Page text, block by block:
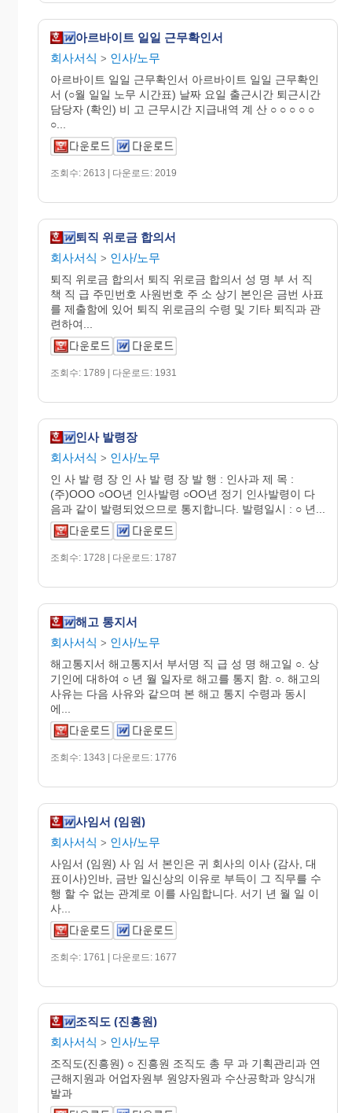
아르바이트 일일 근무확인서
회사서식 > 인사/노무
아르바이트 일일 근무확인서 아르바이트 일일 근무확인
서 (○월 일일 노무 시간표) 날짜 요일 출근시간 퇴근시간
담당자 (확인) 비 고 근무시간 지급내역 계 산 ○ ○ ○ ○ ○
○...
조회수: 2613 | 다운로드: 2019
퇴직 위로금 합의서
회사서식 > 인사/노무
퇴직 위로금 합의서 퇴직 위로금 합의서 성 명 부 서 직
책 직 급 주민번호 사원번호 주 소 상기 본인은 금번 사표
를 제출함에 있어 퇴직 위로금의 수령 및 기타 퇴직과 관
련하여...
조회수: 1789 | 다운로드: 1931
인사 발령장
회사서식 > 인사/노무
인 사 발 령 장 인 사 발 령 장 발 행 : 인사과 제 목 :
(주)OOO ○OO년 인사발령 ○OO년 정기 인사발령이 다
음과 같이 발령되었으므로 통지합니다. 발령일시 : ○ 년...
조회수: 1728 | 다운로드: 1787
해고 통지서
회사서식 > 인사/노무
해고통지서 해고통지서 부서명 직 급 성 명 해고일 ○. 상
기인에 대하여 ○ 년 월 일자로 해고를 통지 함. ○. 해고의
사유는 다음 사유와 같으며 본 해고 통지 수령과 동시
에...
조회수: 1343 | 다운로드: 1776
사임서 (임원)
회사서식 > 인사/노무
사임서 (임원) 사 임 서 본인은 귀 회사의 이사 (감사, 대
표이사)인바, 금반 일신상의 이유로 부득이 그 직무를 수
행 할 수 없는 관계로 이를 사임합니다. 서기 년 월 일 이
사...
조회수: 1761 | 다운로드: 1677
조직도 (진흥원)
회사서식 > 인사/노무
조직도(진흥원) ○ 진흥원 조직도 총 무 과 기획관리과 연
근해지원과 어업자원부 원양자원과 수산공학과 양식개
발과